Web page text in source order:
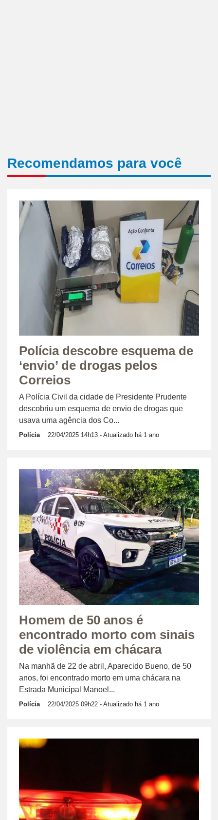
Recomendamos para você
Polícia descobre esquema de
‘envio’ de drogas pelos
Correios
A Polícia Civil da cidade de Presidente Prudente
descobriu um esquema de envio de drogas que
usava uma agência dos Co...
Polícia 22/04/2025 14h13 - Atualizado há 1 ano
Homem de 50 anos é
encontrado morto com sinais
de violência em chácara
Na manhã de 22 de abril, Aparecido Bueno, de 50
anos, foi encontrado morto em uma chácara na
Estrada Municipal Manoel...
Polícia 22/04/2025 09h22 - Atualizado há 1 ano